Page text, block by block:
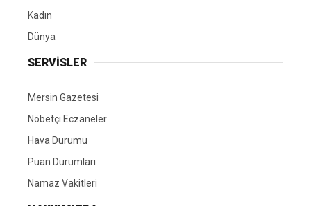
Kadın
Dünya
SERVİSLER
Mersin Gazetesi
Nöbetçi Eczaneler
Hava Durumu
Puan Durumları
Namaz Vakitleri